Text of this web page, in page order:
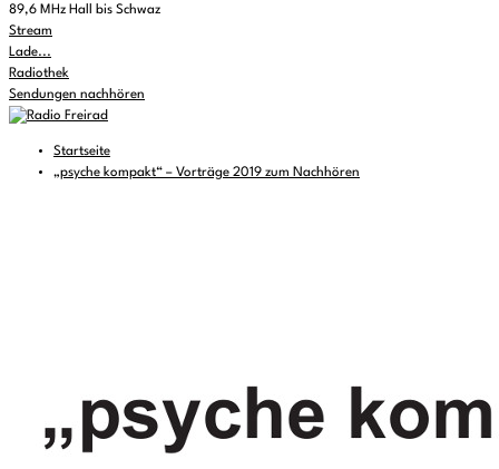
89,6 MHz Hall bis Schwaz
Stream
Lade...
Radiothek
Sendungen nachhören
Startseite
„psyche kompakt“ – Vorträge 2019 zum Nachhören